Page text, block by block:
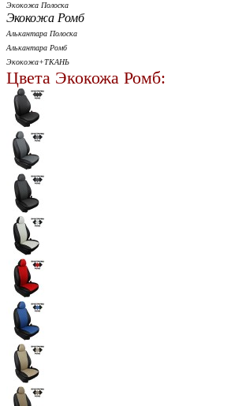
Экокожа Полоска
Экокожа Ромб
Алькантара Полоска
Алькантара Ромб
Экокожа+ТКАНЬ
Цвета Экокожа Ромб: